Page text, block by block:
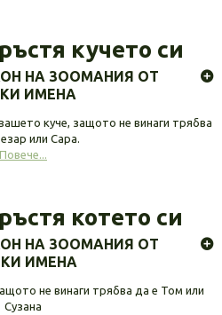
кучето си
НА ЗООМАНИЯ ОТ
ИМЕНА
куче, защото не винаги трябва
или Сара.
Повече...
котето си
НА ЗООМАНИЯ ОТ
ИМЕНА
не винаги трябва да е Том или
Сузана